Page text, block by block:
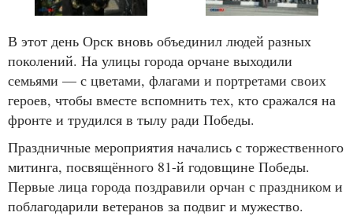
В этот день Орск вновь объединил людей разных
поколений. На улицы города орчане выходили
семьями — с цветами, флагами и портретами своих
героев, чтобы вместе вспомнить тех, кто сражался на
фронте и трудился в тылу ради Победы.
Праздничные мероприятия начались с торжественного
митинга, посвящённого 81-й годовщине Победы.
Первые лица города поздравили орчан с праздником и
поблагодарили ветеранов за подвиг и мужество.